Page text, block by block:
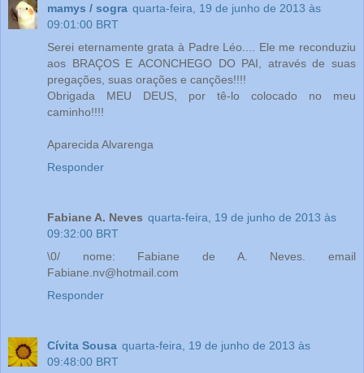
mamys / sogra quarta-feira, 19 de junho de 2013 às
09:01:00 BRT
Serei eternamente grata à Padre Léo.... Ele me reconduziu
aos BRAÇOS E ACONCHEGO DO PAI, através de suas
pregações, suas orações e canções!!!!
Obrigada MEU DEUS, por tê-lo colocado no meu
caminho!!!!
Aparecida Alvarenga
Responder
Fabiane A. Neves quarta-feira, 19 de junho de 2013 às
09:32:00 BRT
\0/ nome: Fabiane de A. Neves. email
Fabiane.nv@hotmail.com
Responder
Cívita Sousa quarta-feira, 19 de junho de 2013 às
09:48:00 BRT